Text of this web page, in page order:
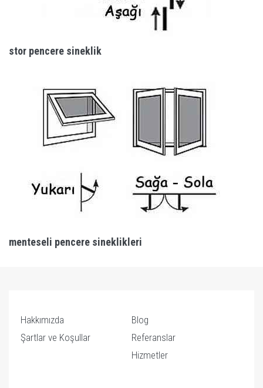
stor pencere sineklik
menteseli pencere sineklikleri
Hakkımızda
Şartlar ve Koşullar
Blog
Referanslar
Hizmetler